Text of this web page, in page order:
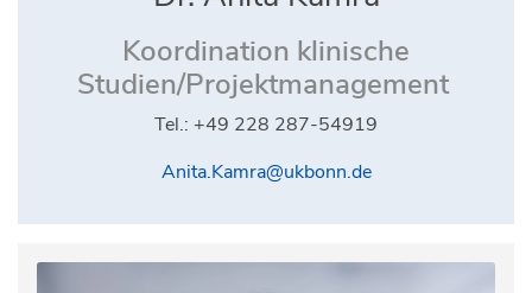
Koordination klinische
Studien/Projektmanagement
Tel.: +49 228 287-54919
Anita.Kamra@ukbonn.de